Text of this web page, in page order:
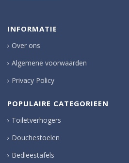
INFORMATIE
Over ons
Algemene voorwaarden
Privacy Policy
POPULAIRE CATEGORIEEN
Toiletverhogers
Douchestoelen
Bedleestafels